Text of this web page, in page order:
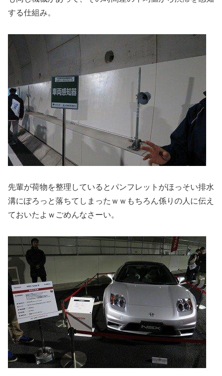
する仕組み。
先輩が荷物を整理しているとパンフレットがほっそい排水
溝にぽろっと落ちてしまったｗｗもちろん係りの人に伝え
ておいたよｗごめんなさーい。